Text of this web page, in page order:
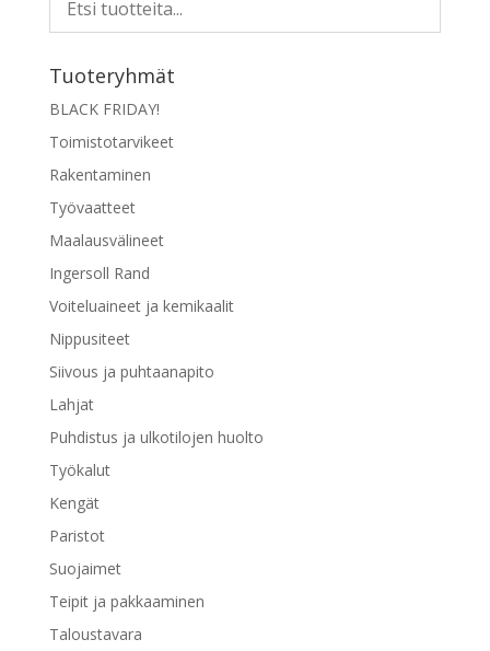
Tuoteryhmät
BLACK FRIDAY!
Toimistotarvikeet
Rakentaminen
Työvaatteet
Maalausvälineet
Ingersoll Rand
Voiteluaineet ja kemikaalit
Nippusiteet
Siivous ja puhtaanapito
Lahjat
Puhdistus ja ulkotilojen huolto
Työkalut
Kengät
Paristot
Suojaimet
Teipit ja pakkaaminen
Taloustavara